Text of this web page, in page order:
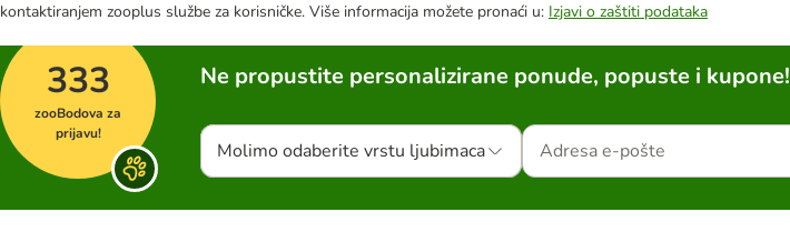
kontaktiranjem zooplus službe za korisničke. Više informacija možete pronaći u: Izjavi o zaštiti podataka
333
zooBodova za
prijavu!
Ne propustite personalizirane ponude, popuste i kupone!
Molimo odaberite vrstu ljubimaca